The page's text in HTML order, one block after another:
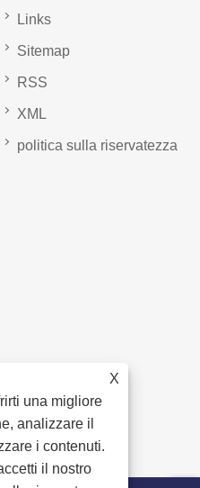
X
una migliore
analizzare il
i contenuti.
il ​​nostro
Links
Sitemap
RSS
XML
politica sulla riservatezza